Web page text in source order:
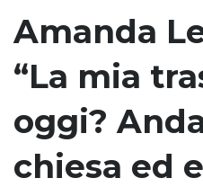
Amanda
“La mia
oggi?
chiesa ed